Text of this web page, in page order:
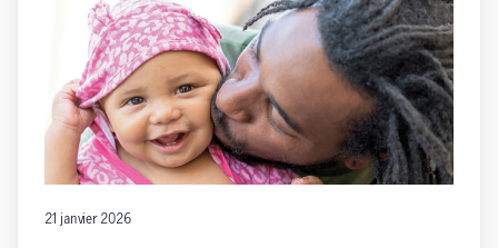
21 janvier 2026